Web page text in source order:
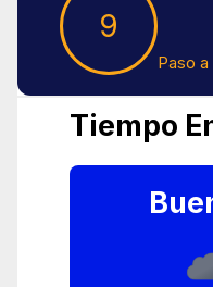
9
Paso
Tiempo